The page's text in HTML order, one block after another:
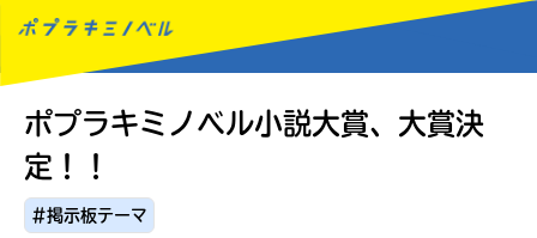
MENU
ポプラキミノベル小説大賞、大賞決
定！！
#掲示板テーマ